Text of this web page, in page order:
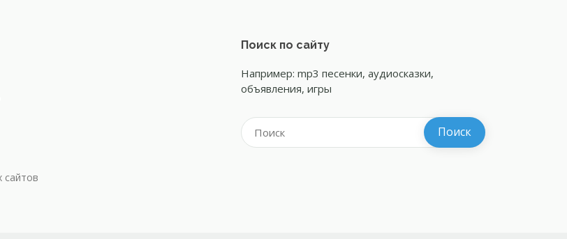
сайтов
Поиск по сайту
Например: mp3 песенки, аудиосказки,
объявления, игры